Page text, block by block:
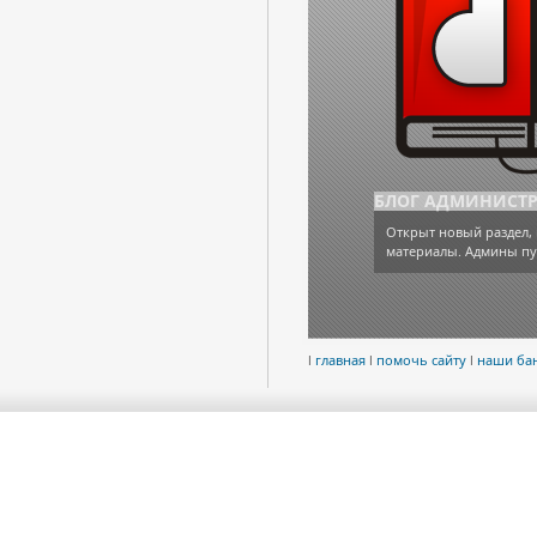
БЛОГ
Открыт новый раздел,
материалы. Админы
l главная l помочь сайту l наши